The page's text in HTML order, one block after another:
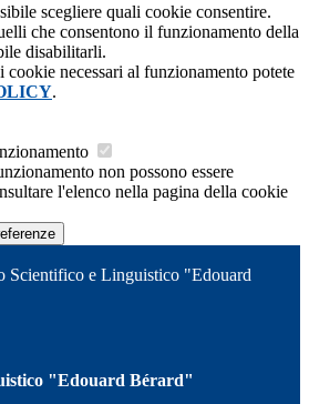
scegliere quali cookie consentire.
che consentono il funzionamento della
disabilitarli.
cookie necessari al funzionamento potete
.
non possono essere
l'elenco nella pagina della cookie
Scientifico e Linguistico "Edouard
"Edouard Bérard"